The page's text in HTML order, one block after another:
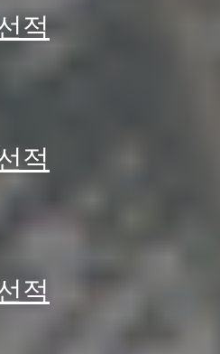
적
적
적